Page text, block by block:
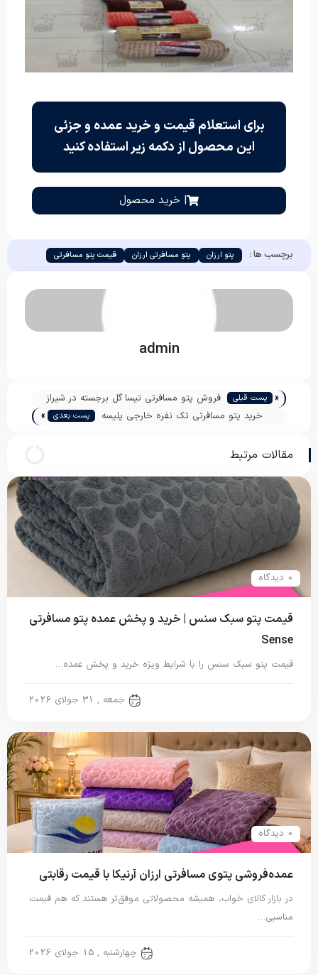
برای استعلام قیمت و خرید عمده و جزئی
این محصول از دکمه زیر استفاده کنید
| خرید محصول
برچسب ها : پتو ارزان پتو مسافرتی ارزان قیمت پتو مسافرتی
admin
« پست قبلی
فروش پتو مسافرتی تیسا گل برجسته در شیراز
خرید پتو مسافرتی تک نفره خارجی پلیسه
پست بعدی »
مقالات مرتبط
0 دیدگاه
قیمت پتو سبک سنس | خرید و پخش عمده پتو مسافرتی
Sense
قیمت پتو سبک سنس را با شرایط ویژه خرید و پخش عمده…
جمعه , 31 جولای 2026
0 دیدگاه
عمده‌فروشی پتوی مسافرتی ارزان آرنیکا با قیمت رقابتی
در بازار کالای خواب، همیشه محصولاتی موفق‌تر هستند که هم قیمت
مناسبی…
چهارشنبه , 15 جولای 2026